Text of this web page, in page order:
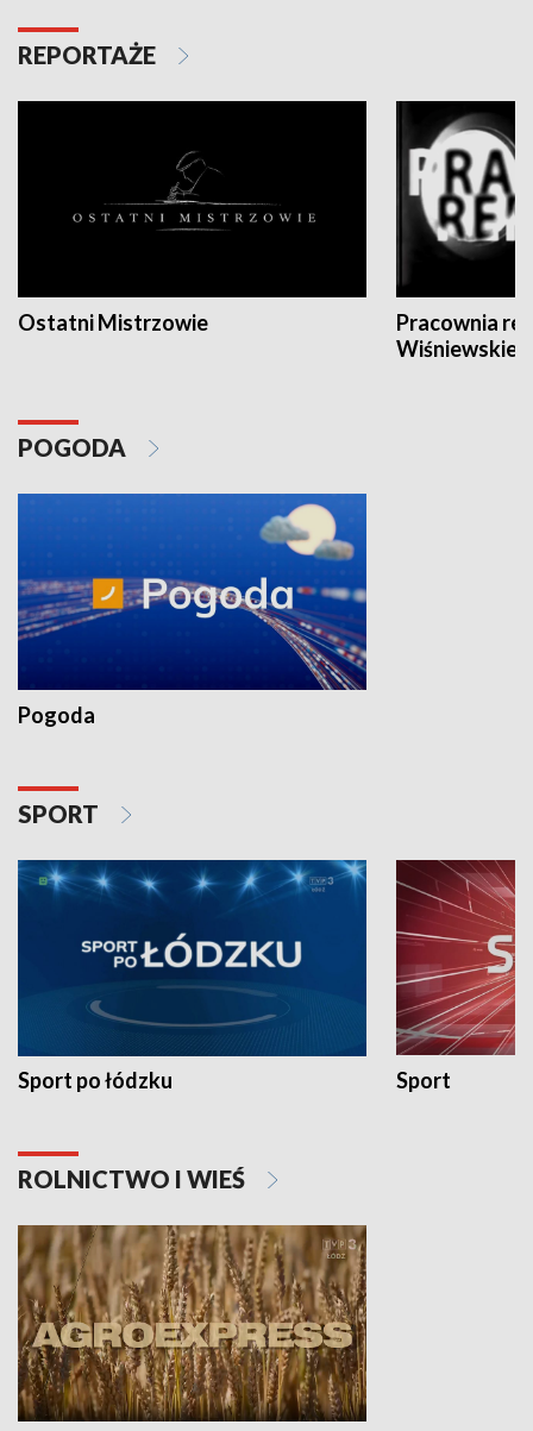
REPORTAŻE
Ostatni Mistrzowie
Pracownia
POGODA
Pogoda
SPORT
Sport po łódzku Sport
ROLNICTWO I WIEŚ